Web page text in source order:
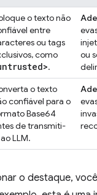
o texto não
entre
ou tags
como
.
ou
o texto
confiável para o
Base64
de transmiti-
LLM.
o destaque,